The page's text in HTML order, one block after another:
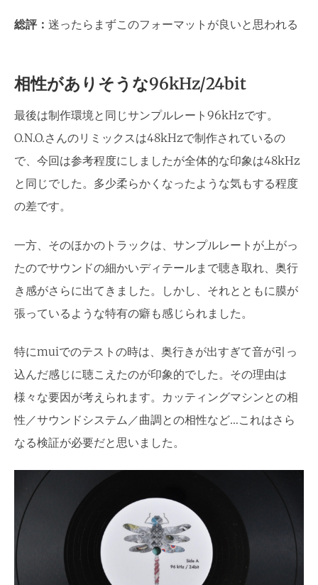
総評： 迷ったらまずこのフォーマットが良いと思われる
相性がありそうな96kHz/24bit
最後は制作環境と同じサンプルレート96kHzです。
O.N.O.さんのリミックスは48kHzで制作されているの
で、今回は参考程度にしましたが全体的な印象は48kHz
と同じでした。多少柔らかくなったような気もする程度
の差です。
一方、そのほかのトラックは、サンプルレートが上がっ
たのでサウンドの細かいディテールまで聴き取れ、奥行
き感がさらに出てきました。しかし、それとともに膜が
張っているような特有の癖も感じられました。
特にmuiでのテストの時は、奥行きが出すぎて音が引っ
込んだ感じに聴こえたのが印象的でした。その理由は
様々な要因が考えられます。カッティングマシンとの相
性／サウンドシステム／曲調との相性など…これはさら
なる検証が必要だと思いました。